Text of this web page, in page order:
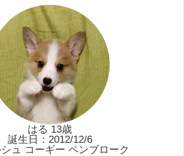
はる 13歳
誕生日：2012/12/6
ュ コーギー ペンブローク